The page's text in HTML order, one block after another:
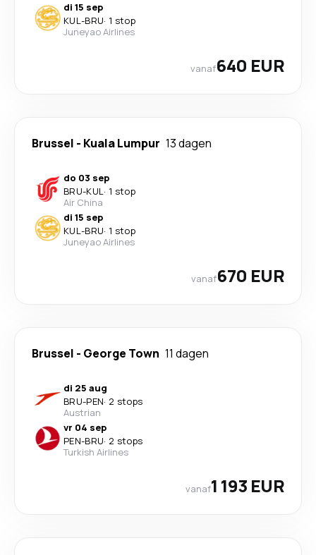
di 15 sep
KUL-BRU· 1 stop
Juneyao Airlines
vanaf640 EUR
Brussel - Kuala Lumpur 13 dagen
do 03 sep
BRU-KUL· 1 stop
Air China
di 15 sep
KUL-BRU· 1 stop
Juneyao Airlines
vanaf670 EUR
Brussel - George Town 11 dagen
di 25 aug
BRU-PEN· 2 stops
Austrian
vr 04 sep
PEN-BRU· 2 stops
Turkish Airlines
vanaf1 193 EUR